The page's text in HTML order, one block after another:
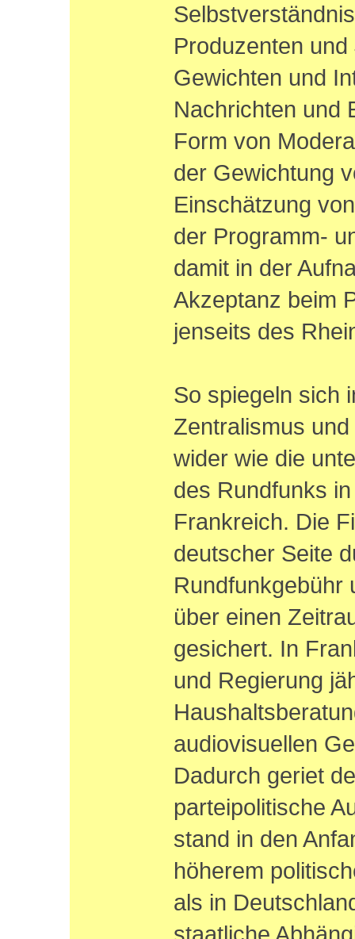
Produzenten
Gewichten und
Nachrichten und
Form von
der Gewichtung
Einschätzung
der Programm-
damit in der
Akzeptanz beim
jenseits des
So spiegeln sich
Zentralismus
wider wie die
des Rundfunks
Frankreich. Die
deutscher Seite
Rundfunkgebühr
über einen
gesichert. In
und Regierung
audiovisuellen
Dadurch geriet
parteipolitische
stand in den
höherem
als in